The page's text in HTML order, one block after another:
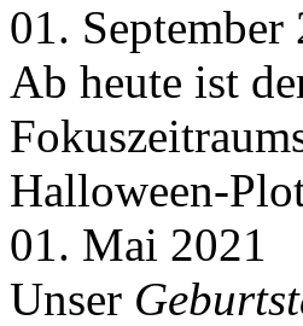
01. September
Ab heute ist
Halloween-
01. Mai 2021
Unser